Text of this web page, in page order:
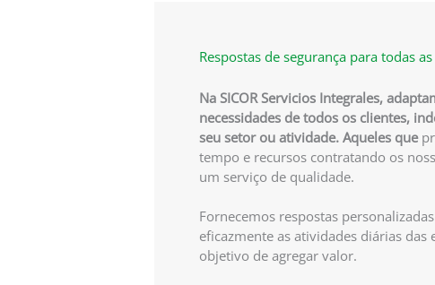
Respostas de segurança para todas
Na SICOR Servicios Integrales,
necessidades de todos os clientes,
seu setor ou atividade. Aqueles que
tempo e recursos contratando os
um serviço de qualidade.
Fornecemos respostas
eficazmente as atividades diárias das
objetivo de agregar valor.